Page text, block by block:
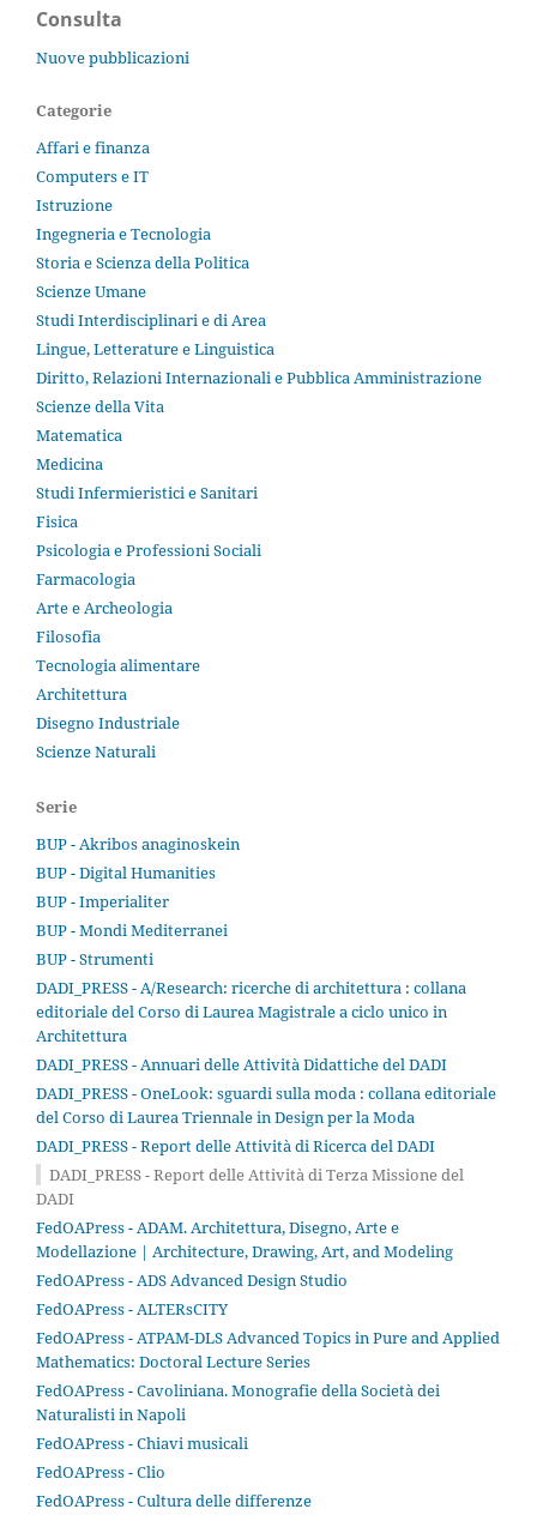
Consulta
Nuove pubblicazioni
Categorie
Affari e finanza
Computers e IT
Istruzione
Ingegneria e Tecnologia
Storia e Scienza della Politica
Scienze Umane
Studi Interdisciplinari e di Area
Lingue, Letterature e Linguistica
Diritto, Relazioni Internazionali e Pubblica Amministrazione
Scienze della Vita
Matematica
Medicina
Studi Infermieristici e Sanitari
Fisica
Psicologia e Professioni Sociali
Farmacologia
Arte e Archeologia
Filosofia
Tecnologia alimentare
Architettura
Disegno Industriale
Scienze Naturali
Serie
BUP - Akribos anaginoskein
BUP - Digital Humanities
BUP - Imperialiter
BUP - Mondi Mediterranei
BUP - Strumenti
DADI_PRESS - A/Research: ricerche di architettura : collana
editoriale del Corso di Laurea Magistrale a ciclo unico in
Architettura
DADI_PRESS - Annuari delle Attività Didattiche del DADI
DADI_PRESS - OneLook: sguardi sulla moda : collana editoriale
del Corso di Laurea Triennale in Design per la Moda
DADI_PRESS - Report delle Attività di Ricerca del DADI
DADI_PRESS - Report delle Attività di Terza Missione del
DADI
FedOAPress - ADAM. Architettura, Disegno, Arte e
Modellazione | Architecture, Drawing, Art, and Modeling
FedOAPress - ADS Advanced Design Studio
FedOAPress - ALTERsCITY
FedOAPress - ATPAM-DLS Advanced Topics in Pure and Applied
Mathematics: Doctoral Lecture Series
FedOAPress - Cavoliniana. Monografie della Società dei
Naturalisti in Napoli
FedOAPress - Chiavi musicali
FedOAPress - Clio
FedOAPress - Cultura delle differenze